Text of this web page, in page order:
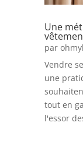
Une
par
Vendre
une
tout en
l'essor